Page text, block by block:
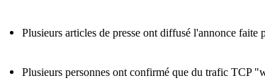
Plusieurs articles de presse ont diffusé l'annonce faite
Plusieurs personnes ont confirmé que du trafic TCP